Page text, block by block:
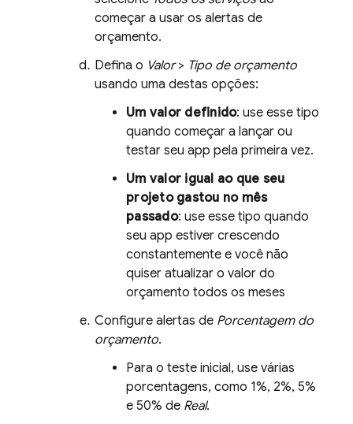
começar a usar os alertas de
orçamento.
Defina o Valor> Tipo de orçamento
usando uma destas opções:
Um valor definido: use esse tipo
quando começar a lançar ou
testar seu app pela primeira vez.
Um valor igual ao que seu
projeto gastou no mês
passado: use esse tipo quando
seu app estiver crescendo
constantemente e você não
quiser atualizar o valor do
orçamento todos os meses
Configure alertas de Porcentagem do
orçamento.
Para o teste inicial, use várias
porcentagens, como 1%, 2%, 5%
e 50% de Real.